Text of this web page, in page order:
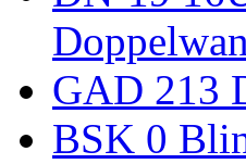
GAD 213
BSK 0